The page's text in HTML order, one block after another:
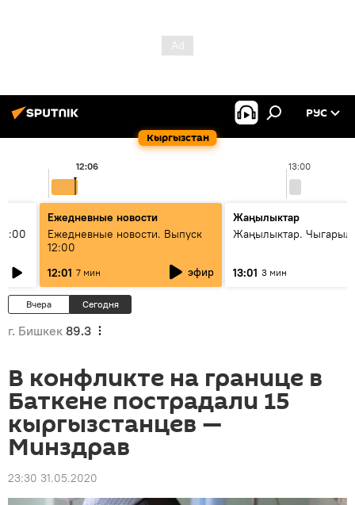
Кыргызстан
РУС
13:00
12:06
Ежедневные новости
Ежедневные новости. Выпуск
12:00
12:01 7 мин эфир
Жаңылыктар
Жаңылыктар.
13:01 3 мин
Вчера Сегодня
г. Бишкек 89.3
В конфликте на границе в
Баткене пострадали 15
кыргызстанцев —
Минздрав
23:30 31.05.2020